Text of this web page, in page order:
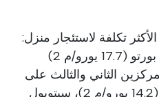
تكلفة لاستئجار منزل:
22.2 يورو/متر مربع. تحتل بورتو (17.7 يورو/م 2)
(15 يورو/م 2) المركزين الثاني والثالث على
التوالي. بعد ذلك تأتي فارو (14.2 يورو/م 2)، سيتوبول